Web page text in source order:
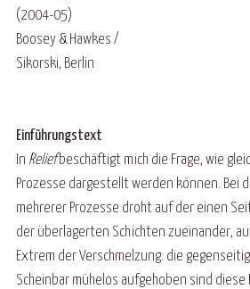
(2004-05)
Boosey & Hawkes /
Sikorski, Berlin
Einführungstext
In Reliefbeschäftigt mich die Frage, wie
Prozesse dargestellt werden können. Bei
mehrerer Prozesse droht auf der einen
der überlagerten Schichten zueinander,
Extrem der Verschmelzung: die
Scheinbar mühelos aufgehoben sind diese